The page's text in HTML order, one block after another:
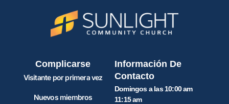
Complicarse
Visitante por primera vez
Nuevos miembros
Información De
Contacto
Domingos a las 10:00 am
11:15 am